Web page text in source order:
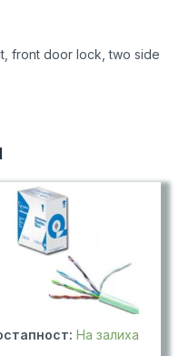
front door lock, two side
На залиха